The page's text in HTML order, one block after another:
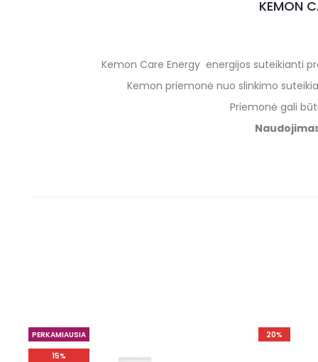
KEMON
Kemon Care Energy energijos suteikianti
Kemon priemonė nuo slinkimo
Priemonė gali
PERKAMIAUSIA
15%
20%